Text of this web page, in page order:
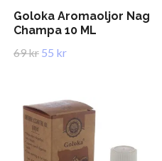
Goloka Aromaoljor Nag
Champa 10 ML
69 kr 55 kr